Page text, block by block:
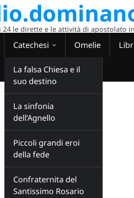
le dirette e le attività di apostolato
Catechesi
La falsa Chiesa e il
suo destino
La sinfonia
dell’Agnello
Piccoli grandi eroi
della fede
Confraternita del
Santissimo Rosario
Omelie